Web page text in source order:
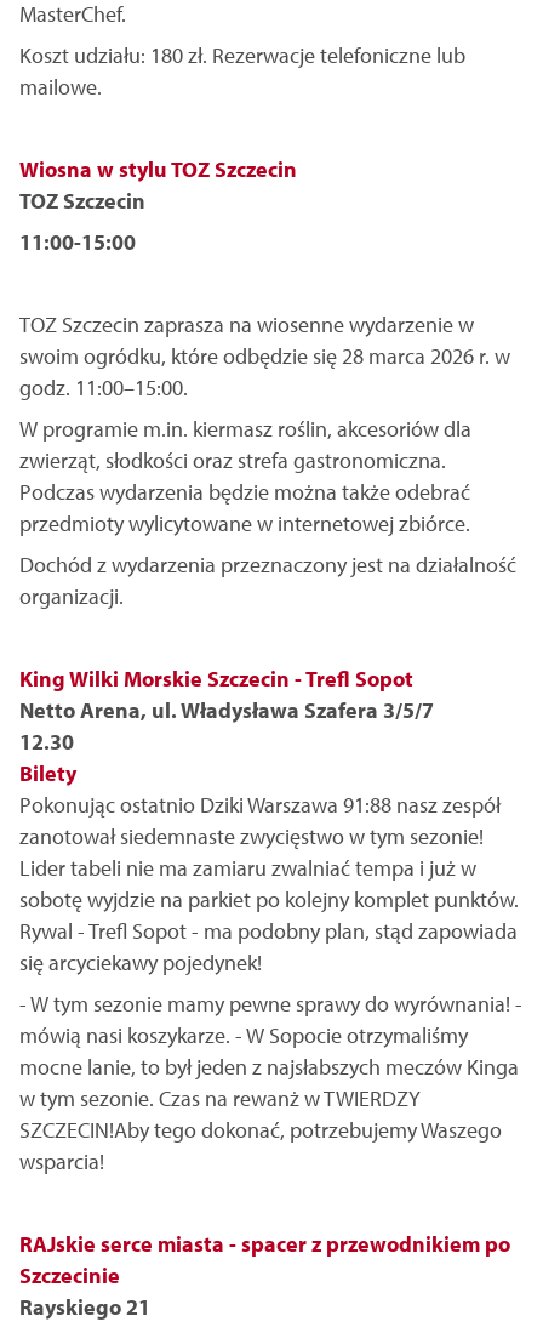
MasterChef.
Koszt udziału: 180 zł. Rezerwacje telefoniczne lub
mailowe.
Wiosna w stylu TOZ Szczecin
TOZ Szczecin
11:00-15:00
TOZ Szczecin zaprasza na wiosenne wydarzenie w
swoim ogródku, które odbędzie się 28 marca 2026 r. w
godz. 11:00–15:00.
W programie m.in. kiermasz roślin, akcesoriów dla
zwierząt, słodkości oraz strefa gastronomiczna.
Podczas wydarzenia będzie można także odebrać
przedmioty wylicytowane w internetowej zbiórce.
Dochód z wydarzenia przeznaczony jest na działalność
organizacji.
King Wilki Morskie Szczecin - Trefl Sopot
Netto Arena, ul. Władysława Szafera 3/5/7
12.30
Bilety
Pokonując ostatnio Dziki Warszawa 91:88 nasz zespół
zanotował siedemnaste zwycięstwo w tym sezonie!
Lider tabeli nie ma zamiaru zwalniać tempa i już w
sobotę wyjdzie na parkiet po kolejny komplet punktów.
Rywal - Trefl Sopot - ma podobny plan, stąd zapowiada
się arcyciekawy pojedynek!
- W tym sezonie mamy pewne sprawy do wyrównania! -
mówią nasi koszykarze. - W Sopocie otrzymaliśmy
mocne lanie, to był jeden z najsłabszych meczów Kinga
w tym sezonie. Czas na rewanż w TWIERDZY
SZCZECIN!Aby tego dokonać, potrzebujemy Waszego
wsparcia!
RAJskie serce miasta - spacer z przewodnikiem po
Szczecinie
Rayskiego 21